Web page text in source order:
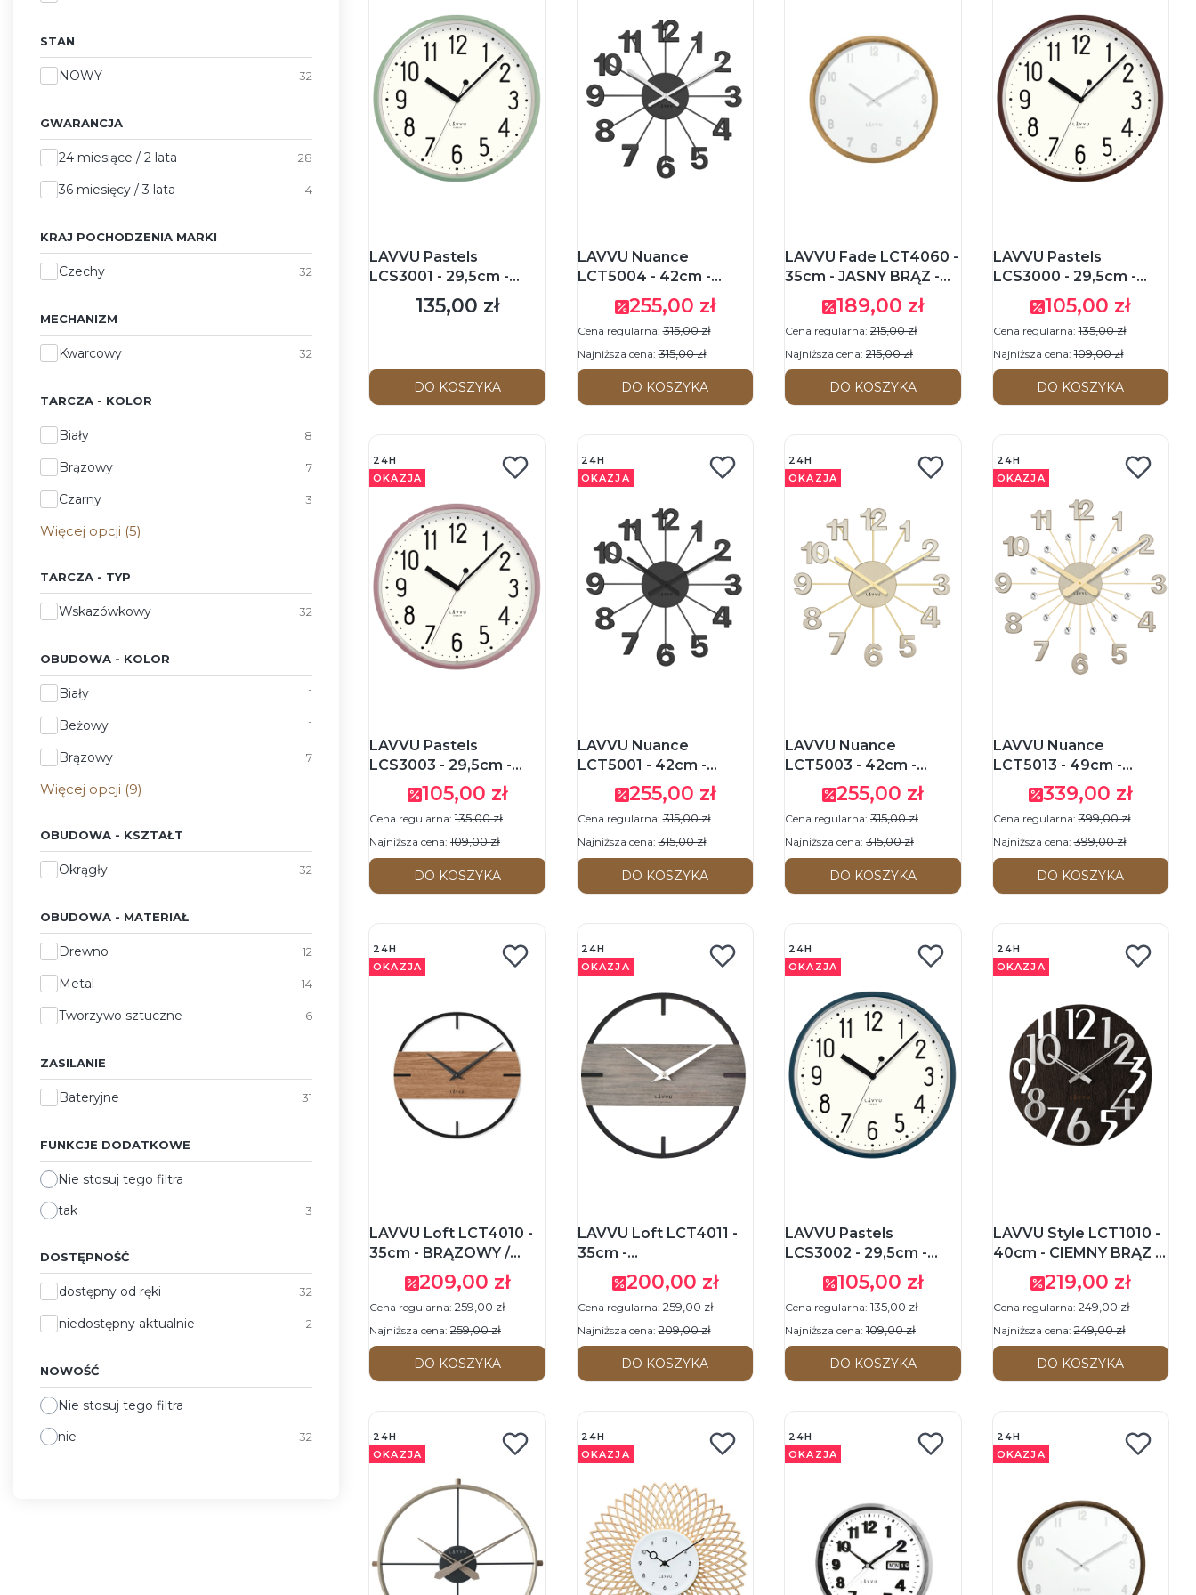
STAN
StanNOWY 32
GWARANCJA
Gwarancja
24 miesiące / 2 lata 28
36 miesięcy / 3 lata 4
KRAJ POCHODZENIA MARKI
Kraj pochodzenia marki
Czechy 32
MECHANIZM
Mechanizm
Kwarcowy 32
TARCZA - KOLOR
Tarcza - Kolor
Biały 8
Brązowy 7
Czarny 3
Więcej opcji (5)
TARCZA - TYP
Tarcza - Typ
Wskazówkowy 32
OBUDOWA - KOLOR
Obudowa - Kolor
Biały 1
Beżowy 1
Brązowy 7
Więcej opcji (9)
OBUDOWA - KSZTAŁT
Obudowa - Kształt
Okrągły 32
OBUDOWA - MATERIAŁ
Obudowa - materiał
Drewno 12
Metal 14
Tworzywo sztuczne 6
ZASILANIE
Zasilanie
Bateryjne 31
FUNKCJE DODATKOWE
Nie stosuj tego filtra
tak
3
DOSTĘPNOŚĆ
Dostępność
dostępny od ręki 32
niedostępny aktualnie 2
NOWOŚĆ
Nie stosuj tego filtra
nie
32
LAVVU Pastels
LCS3001 - 29,5cm -
ZIELONY / BIAŁY -
Zegar ścienny
Cena
135,00 zł
DO KOSZYKA
LAVVU Nuance
LCT5004 - 42cm -
CZARNY - Zegar
ścienny
Cena promocyjna
255,00 zł
Cena regularna: 315,00 zł
Najniższa cena: 315,00 zł
DO KOSZYKA
LAVVU Fade LCT4060 -
35cm - JASNY BRĄZ -
Zegar ścienny
Cena promocyjna
189,00 zł
Cena regularna: 215,00 zł
Najniższa cena: 215,00 zł
DO KOSZYKA
LAVVU Pastels
LCS3000 - 29,5cm -
BRĄZOWY / BIAŁY -
Zegar ścienny
Cena promocyjna
105,00 zł
Cena regularna: 135,00 zł
Najniższa cena: 109,00 zł
DO KOSZYKA
24H
OKAZJA
LAVVU Pastels
LCS3003 - 29,5cm -
RÓŻOWY / BIAŁY -
Zegar ścienny
Cena promocyjna
105,00 zł
Cena regularna: 135,00 zł
Najniższa cena: 109,00 zł
DO KOSZYKA
24H
OKAZJA
LAVVU Nuance
LCT5001 - 42cm -
CZARNY - Zegar
ścienny
Cena promocyjna
255,00 zł
Cena regularna: 315,00 zł
Najniższa cena: 315,00 zł
DO KOSZYKA
24H
OKAZJA
LAVVU Nuance
LCT5003 - 42cm -
ZŁOTY MATOWY -
Zegar ścienny
Cena promocyjna
255,00 zł
Cena regularna: 315,00 zł
Najniższa cena: 315,00 zł
DO KOSZYKA
24H
OKAZJA
LAVVU Nuance
LCT5013 - 49cm -
ZŁOTY - Zegar ścienny
Cena promocyjna
339,00 zł
Cena regularna: 399,00 zł
Najniższa cena: 399,00 zł
DO KOSZYKA
24H
OKAZJA
LAVVU Loft LCT4010 -
35cm - BRĄZOWY /
CZARNY - Zegar
ścienny
Cena promocyjna
209,00 zł
Cena regularna: 259,00 zł
Najniższa cena: 259,00 zł
DO KOSZYKA
24H
OKAZJA
LAVVU Loft LCT4011 -
35cm -
SZAROBRĄZOWY /
CZARNY - Zegar
ścienny
Cena promocyjna
200,00 zł
Cena regularna: 259,00 zł
Najniższa cena: 209,00 zł
DO KOSZYKA
24H
OKAZJA
LAVVU Pastels
LCS3002 - 29,5cm -
GRANATOWY / BIAŁY -
Zegar ścienny
Cena promocyjna
105,00 zł
Cena regularna: 135,00 zł
Najniższa cena: 109,00 zł
DO KOSZYKA
24H
OKAZJA
LAVVU Style LCT1010 -
40cm - CIEMNY BRĄZ -
Zegar ścienny
Cena promocyjna
219,00 zł
Cena regularna: 249,00 zł
Najniższa cena: 249,00 zł
DO KOSZYKA
24H
OKAZJA
24H
OKAZJA
24H
OKAZJA
24H
OKAZJA